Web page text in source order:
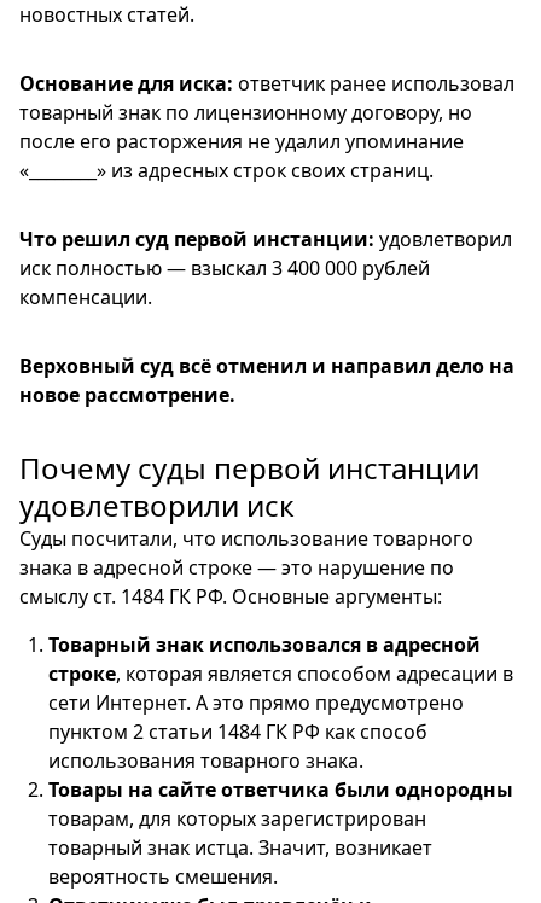
новостных статей.
Основание для иска: ответчик ранее использовал
товарный знак по лицензионному договору, но
после его расторжения не удалил упоминание
«________» из адресных строк своих страниц.
Что решил суд первой инстанции: удовлетворил
иск полностью — взыскал 3 400 000 рублей
компенсации.
Верховный суд всё отменил и направил дело на
новое рассмотрение.
Почему суды первой инстанции
удовлетворили иск
Суды посчитали, что использование товарного
знака в адресной строке — это нарушение по
смыслу ст. 1484 ГК РФ. Основные аргументы:
Товарный знак использовался в адресной
строке, которая является способом адресации в
сети Интернет. А это прямо предусмотрено
пунктом 2 статьи 1484 ГК РФ как способ
использования товарного знака.
Товары на сайте ответчика были однородны
товарам, для которых зарегистрирован
товарный знак истца. Значит, возникает
вероятность смешения.